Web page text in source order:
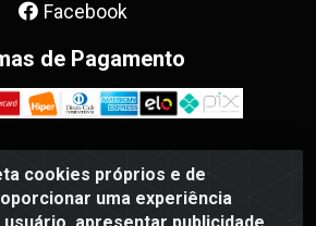
cookies próprios e de
uma experiência
Facebook
de Pagamento
Antônio e Helena Zerrenner, 720 -
Preto/SP - CEP 14055-130 - CNPJ